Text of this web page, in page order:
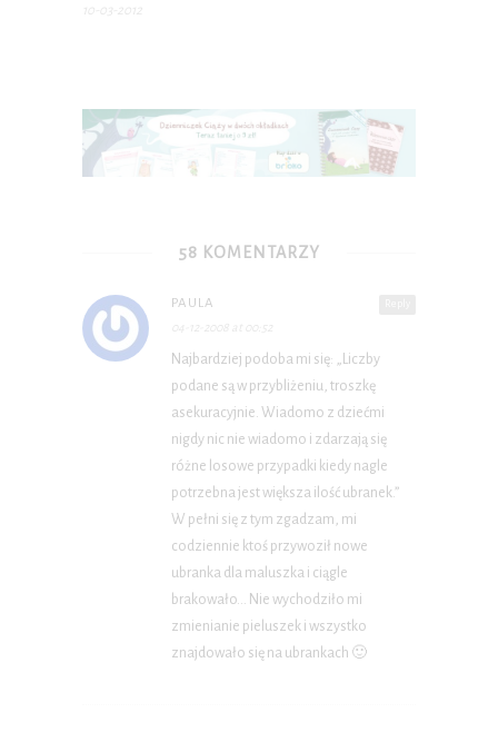
10-03-2012
58 KOMENTARZY
PAULA
04-12-2008 at 00:52
Najbardziej podoba mi się: „Liczby
podane są w przybliżeniu, troszkę
asekuracyjnie. Wiadomo z dziećmi
nigdy nic nie wiadomo i zdarzają się
różne losowe przypadki kiedy nagle
potrzebna jest większa ilość ubranek.”
W pełni się z tym zgadzam, mi
codziennie ktoś przywoził nowe
ubranka dla maluszka i ciągle
brakowało… Nie wychodziło mi
zmienianie pieluszek i wszystko
znajdowało się na ubrankach 🙂